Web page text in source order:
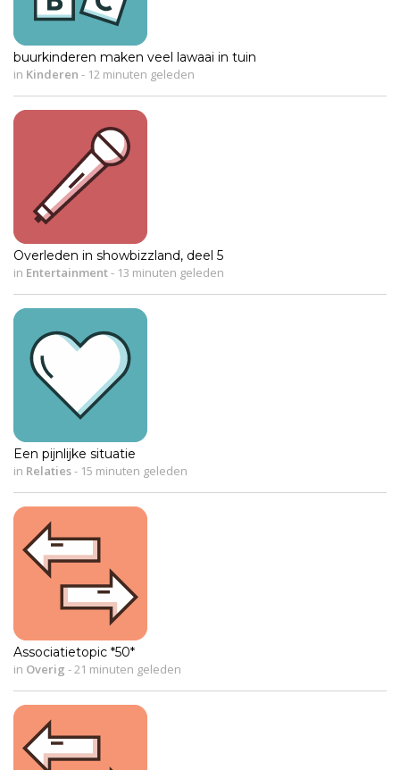
buurkinderen maken veel lawaai in tuin
in Kinderen - 12 minuten geleden
Overleden in showbizzland, deel 5
in Entertainment- 13 minuten geleden
Een pijnlijke situatie
in Relaties- 15 minuten geleden
Associatietopic *50*
in Overig -21 minuten geleden